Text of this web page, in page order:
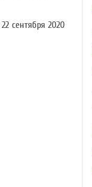
сентября 2020